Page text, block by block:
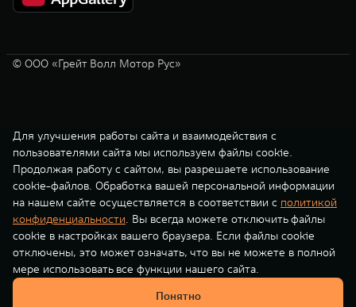
© ООО «Грейт Волл Мотор Рус»
Для улучшения работы сайта и взаимодействия с
пользователями сайта мы используем файлы cookie.
Продолжая работу с сайтом, вы разрешаете использование
cookie-файлов. Обработка вашей персональной информации
на нашем сайте осуществляется в соответствии с политикой
конфиденциальности. Вы всегда можете отключить файлы
cookie в настройках вашего браузера. Если файлы cookie
отключены, это может означать, что вы не можете в полной
мере использовать все функции нашего сайта.
Понятно